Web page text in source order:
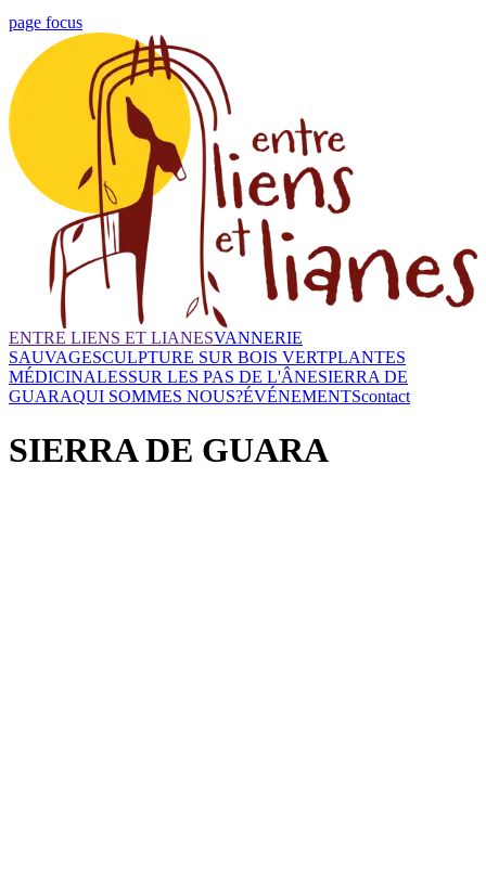
page focus
ENTRE LIENS ET LIANESVANNERIE
SAUVAGESCULPTURE SUR BOIS VERTPLANTES
MÉDICINALESSUR LES PAS DE L'ÂNESIERRA DE
GUARAQUI SOMMES NOUS?ÉVÉNEMENTScontact
SIERRA DE GUARA